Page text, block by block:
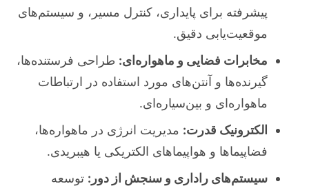
پیشرفته برای پایداری، کنترل مسیر، و سیستم‌های
موقعیت‌یابی دقیق.
مخابرات فضایی و ماهواره‌ای: طراحی فرستنده‌ها،
گیرنده‌ها و آنتن‌های مورد استفاده در ارتباطات
ماهواره‌ای و بین‌سیاره‌ای.
الکترونیک قدرت: مدیریت انرژی در ماهواره‌ها،
فضاپیماها و هواپیماهای الکتریکی یا هیبریدی.
سیستم‌های راداری و سنجش از دور: توسعه